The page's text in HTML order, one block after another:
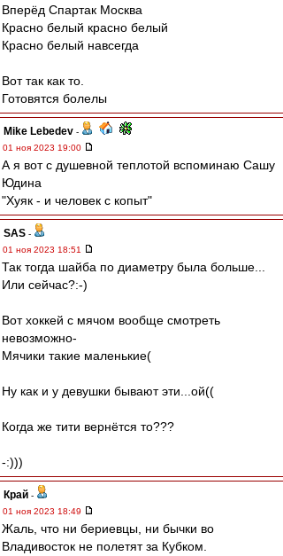
Вперёд Спартак Москва
Красно белый красно белый
Красно белый навсегда
Вот так как то.
Готовятся болелы
Mike Lebedev -
01 ноя 2023 19:00
А я вот с душевной теплотой вспоминаю Сашу
Юдина
"Хуяк - и человек с копыт"
SAS -
01 ноя 2023 18:51
Так тогда шайба по диаметру была больше...
Или сейчас?:-)
Вот хоккей с мячом вообще смотреть
невозможно-
Мячики такие маленькие(
Ну как и у девушки бывают эти...ой((
Когда же тити вернётся то???
-:)))
Край -
01 ноя 2023 18:49
Жаль, что ни бериевцы, ни бычки во
Владивосток не полетят за Кубком.